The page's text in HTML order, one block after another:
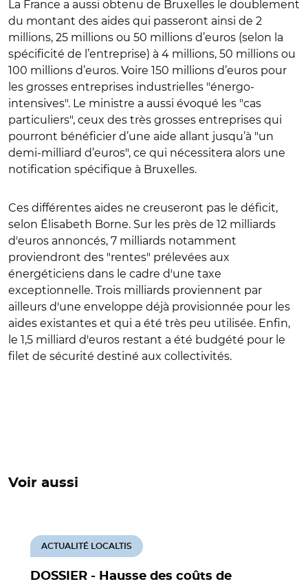
La France a aussi obtenu de Bruxelles le doublement
du montant des aides qui passeront ainsi de 2
millions, 25 millions ou 50 millions d’euros (selon la
spécificité de l’entreprise) à 4 millions, 50 millions ou
100 millions d’euros. Voire 150 millions d’euros pour
les grosses entreprises industrielles "énergo-
intensives". Le ministre a aussi évoqué les "cas
particuliers", ceux des très grosses entreprises qui
pourront bénéficier d’une aide allant jusqu’à "un
demi-milliard d’euros", ce qui nécessitera alors une
notification spécifique à Bruxelles.
Ces différentes aides ne creuseront pas le déficit,
selon Élisabeth Borne. Sur les près de 12 milliards
d'euros annoncés, 7 milliards notamment
proviendront des "rentes" prélevées aux
énergéticiens dans le cadre d'une taxe
exceptionnelle. Trois milliards proviennent par
ailleurs d'une enveloppe déjà provisionnée pour les
aides existantes et qui a été très peu utilisée. Enfin,
le 1,5 milliard d'euros restant a été budgété pour le
filet de sécurité destiné aux collectivités.
Voir aussi
DOSSIER - Hausse des coûts de
ACTUALITÉ LOCALTIS